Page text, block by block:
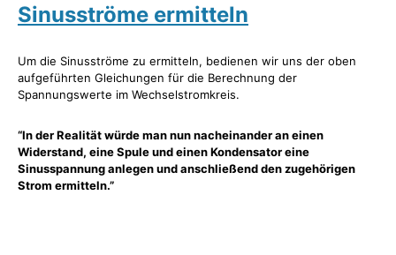
Sinusströme ermitteln
Um die Sinusströme zu ermitteln, bedienen wir uns der oben
aufgeführten Gleichungen für die Berechnung der
Spannungswerte im Wechselstromkreis.
“In der Realität würde man nun nacheinander an einen
Widerstand, eine Spule und einen Kondensator eine
Sinusspannung anlegen und anschließend den zugehörigen
Strom ermitteln.”